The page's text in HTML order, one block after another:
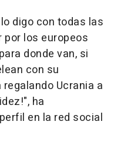
digo con todas las
los europeos
donde van, si
con su
Ucrania a
ha
en la red social